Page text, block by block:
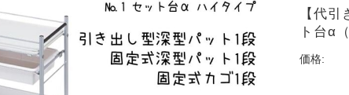
【代
ト台α
価格: